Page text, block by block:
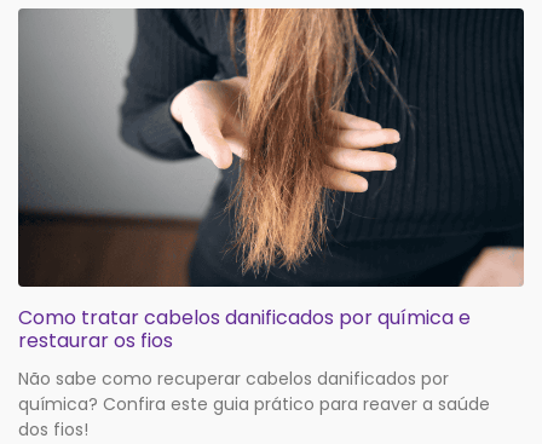
Como tratar cabelos danificados por química e
restaurar os fios
Não sabe como recuperar cabelos danificados por
química? Confira este guia prático para reaver a saúde
dos fios!